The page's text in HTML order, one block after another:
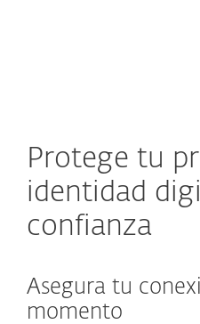
Protege tu
identidad
confianza
Asegura tu
momento